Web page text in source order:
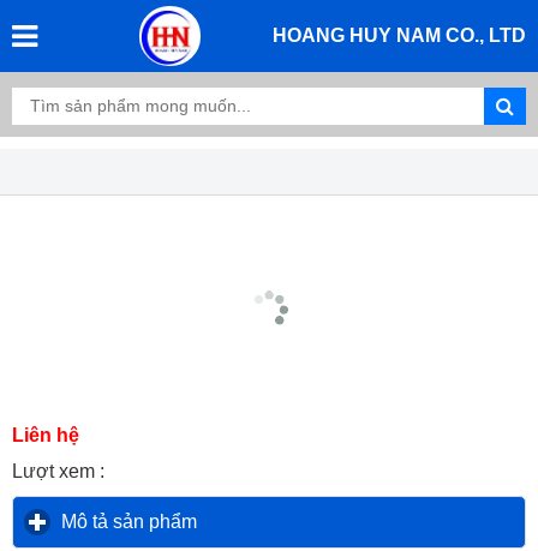
HOANG HUY NAM CO., LTD
Liên hệ
Lượt xem :
Mô tả sản phẩm